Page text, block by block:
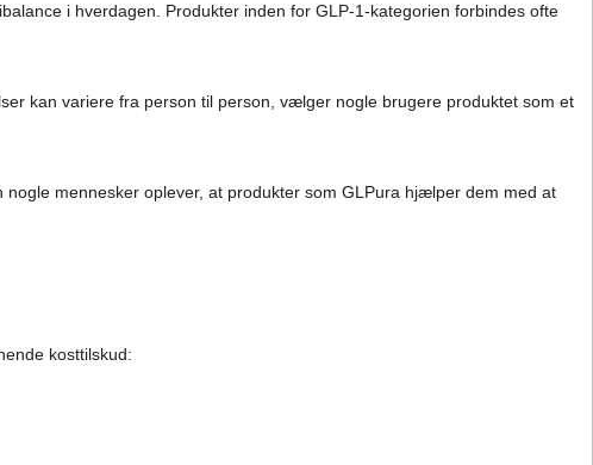
i hverdagen. Produkter inden for GLP-1-kategorien forbindes ofte
kan variere fra person til person, vælger nogle brugere produktet som et
mennesker oplever, at produkter som GLPura hjælper dem med at
kosttilskud: